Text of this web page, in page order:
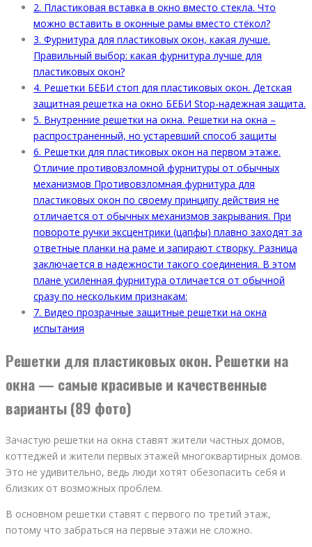
2. Пластиковая вставка в окно вместо стекла. Что
можно вставить в оконные рамы вместо стёкол?
3. Фурнитура для пластиковых окон, какая лучше.
Правильный выбор: какая фурнитура лучше для
пластиковых окон?
4. Решетки БЕБИ стоп для пластиковых окон. Детская
защитная решетка на окно БЕБИ Stop-надежная защита.
5. Внутренние решетки на окна. Решетки на окна –
распространенный, но устаревший способ защиты
6. Решетки для пластиковых окон на первом этаже.
Отличие противовзломной фурнитуры от обычных
механизмов Противовзломная фурнитура для
пластиковых окон по своему принципу действия не
отличается от обычных механизмов закрывания. При
повороте ручки эксцентрики (цапфы) плавно заходят за
ответные планки на раме и запирают створку. Разница
заключается в надежности такого соединения. В этом
плане усиленная фурнитура отличается от обычной
сразу по нескольким признакам:
7. Видео прозрачные защитные решетки на окна
испытания
Решетки для пластиковых окон. Решетки на
окна — самые красивые и качественные
варианты (89 фото)
Зачастую решетки на окна ставят жители частных домов,
коттеджей и жители первых этажей многоквартирных домов.
Это не удивительно, ведь люди хотят обезопасить себя и
близких от возможных проблем.
В основном решетки ставят с первого по третий этаж,
потому что забраться на первые этажи не сложно.